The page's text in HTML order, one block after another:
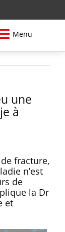
Menu
une
à
fracture,
n’est
de
la Dr
et